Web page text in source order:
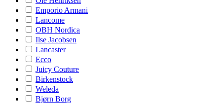
Emporio Armani
Lancome
OBH Nordica
Ilse Jacobsen
Lancaster
Ecco
Juicy Couture
Birkenstock
Weleda
Bjørn Borg